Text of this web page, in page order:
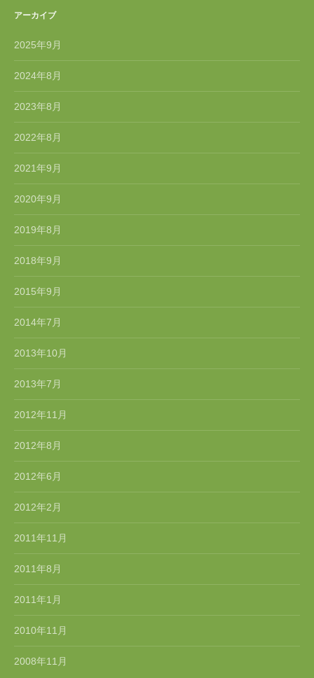
アーカイブ
2025年9月
2024年8月
2023年8月
2022年8月
2021年9月
2020年9月
2019年8月
2018年9月
2015年9月
2014年7月
2013年10月
2013年7月
2012年11月
2012年8月
2012年6月
2012年2月
2011年11月
2011年8月
2011年1月
2010年11月
2008年11月